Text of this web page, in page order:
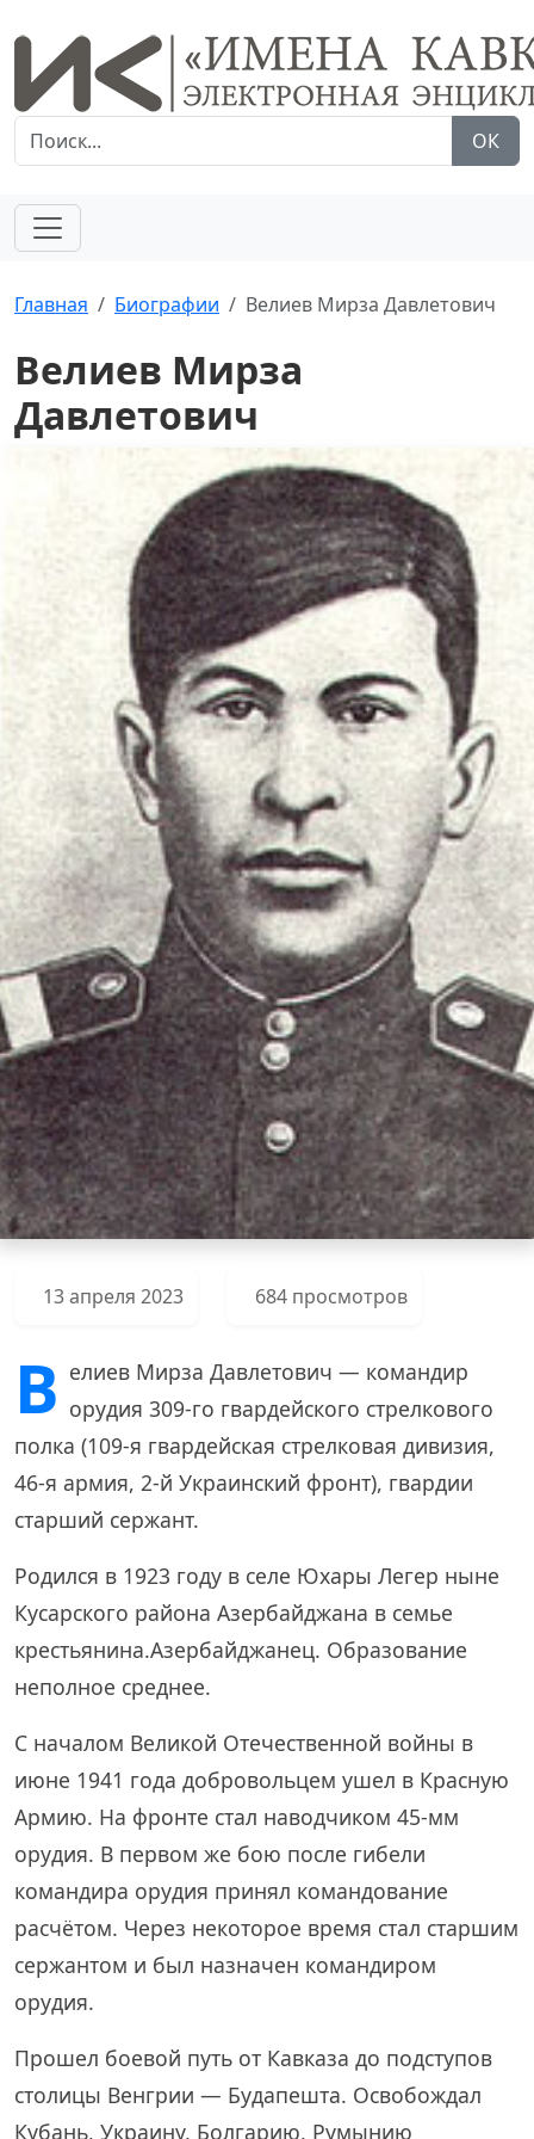
ОК
Главная Биографии Велиев Мирза Давлетович
Велиев Мирза
Давлетович
13 апреля 2023 684 просмотров
В елиев Мирза Давлетович — командир
орудия 309-го гвардейского стрелкового
полка (109-я гвардейская стрелковая дивизия,
46-я армия, 2-й Украинский фронт), гвардии
старший сержант.
Родился в 1923 году в селе Юхары Легер ныне
Кусарского района Азербайджана в семье
крестьянина.Азербайджанец. Образование
неполное среднее.
С началом Великой Отечественной войны в
июне 1941 года добровольцем ушел в Красную
Армию. На фронте стал наводчиком 45-мм
орудия. В первом же бою после гибели
командира орудия принял командование
расчётом. Через некоторое время стал старшим
сержантом и был назначен командиром
орудия.
Прошел боевой путь от Кавказа до подступов
столицы Венгрии — Будапешта. Освобождал
Кубань, Украину, Болгарию, Румынию